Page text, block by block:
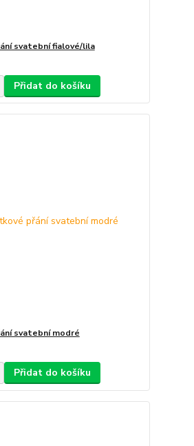
svatební fialové/lila
Přidat do košíku
svatební modré
Přidat do košíku